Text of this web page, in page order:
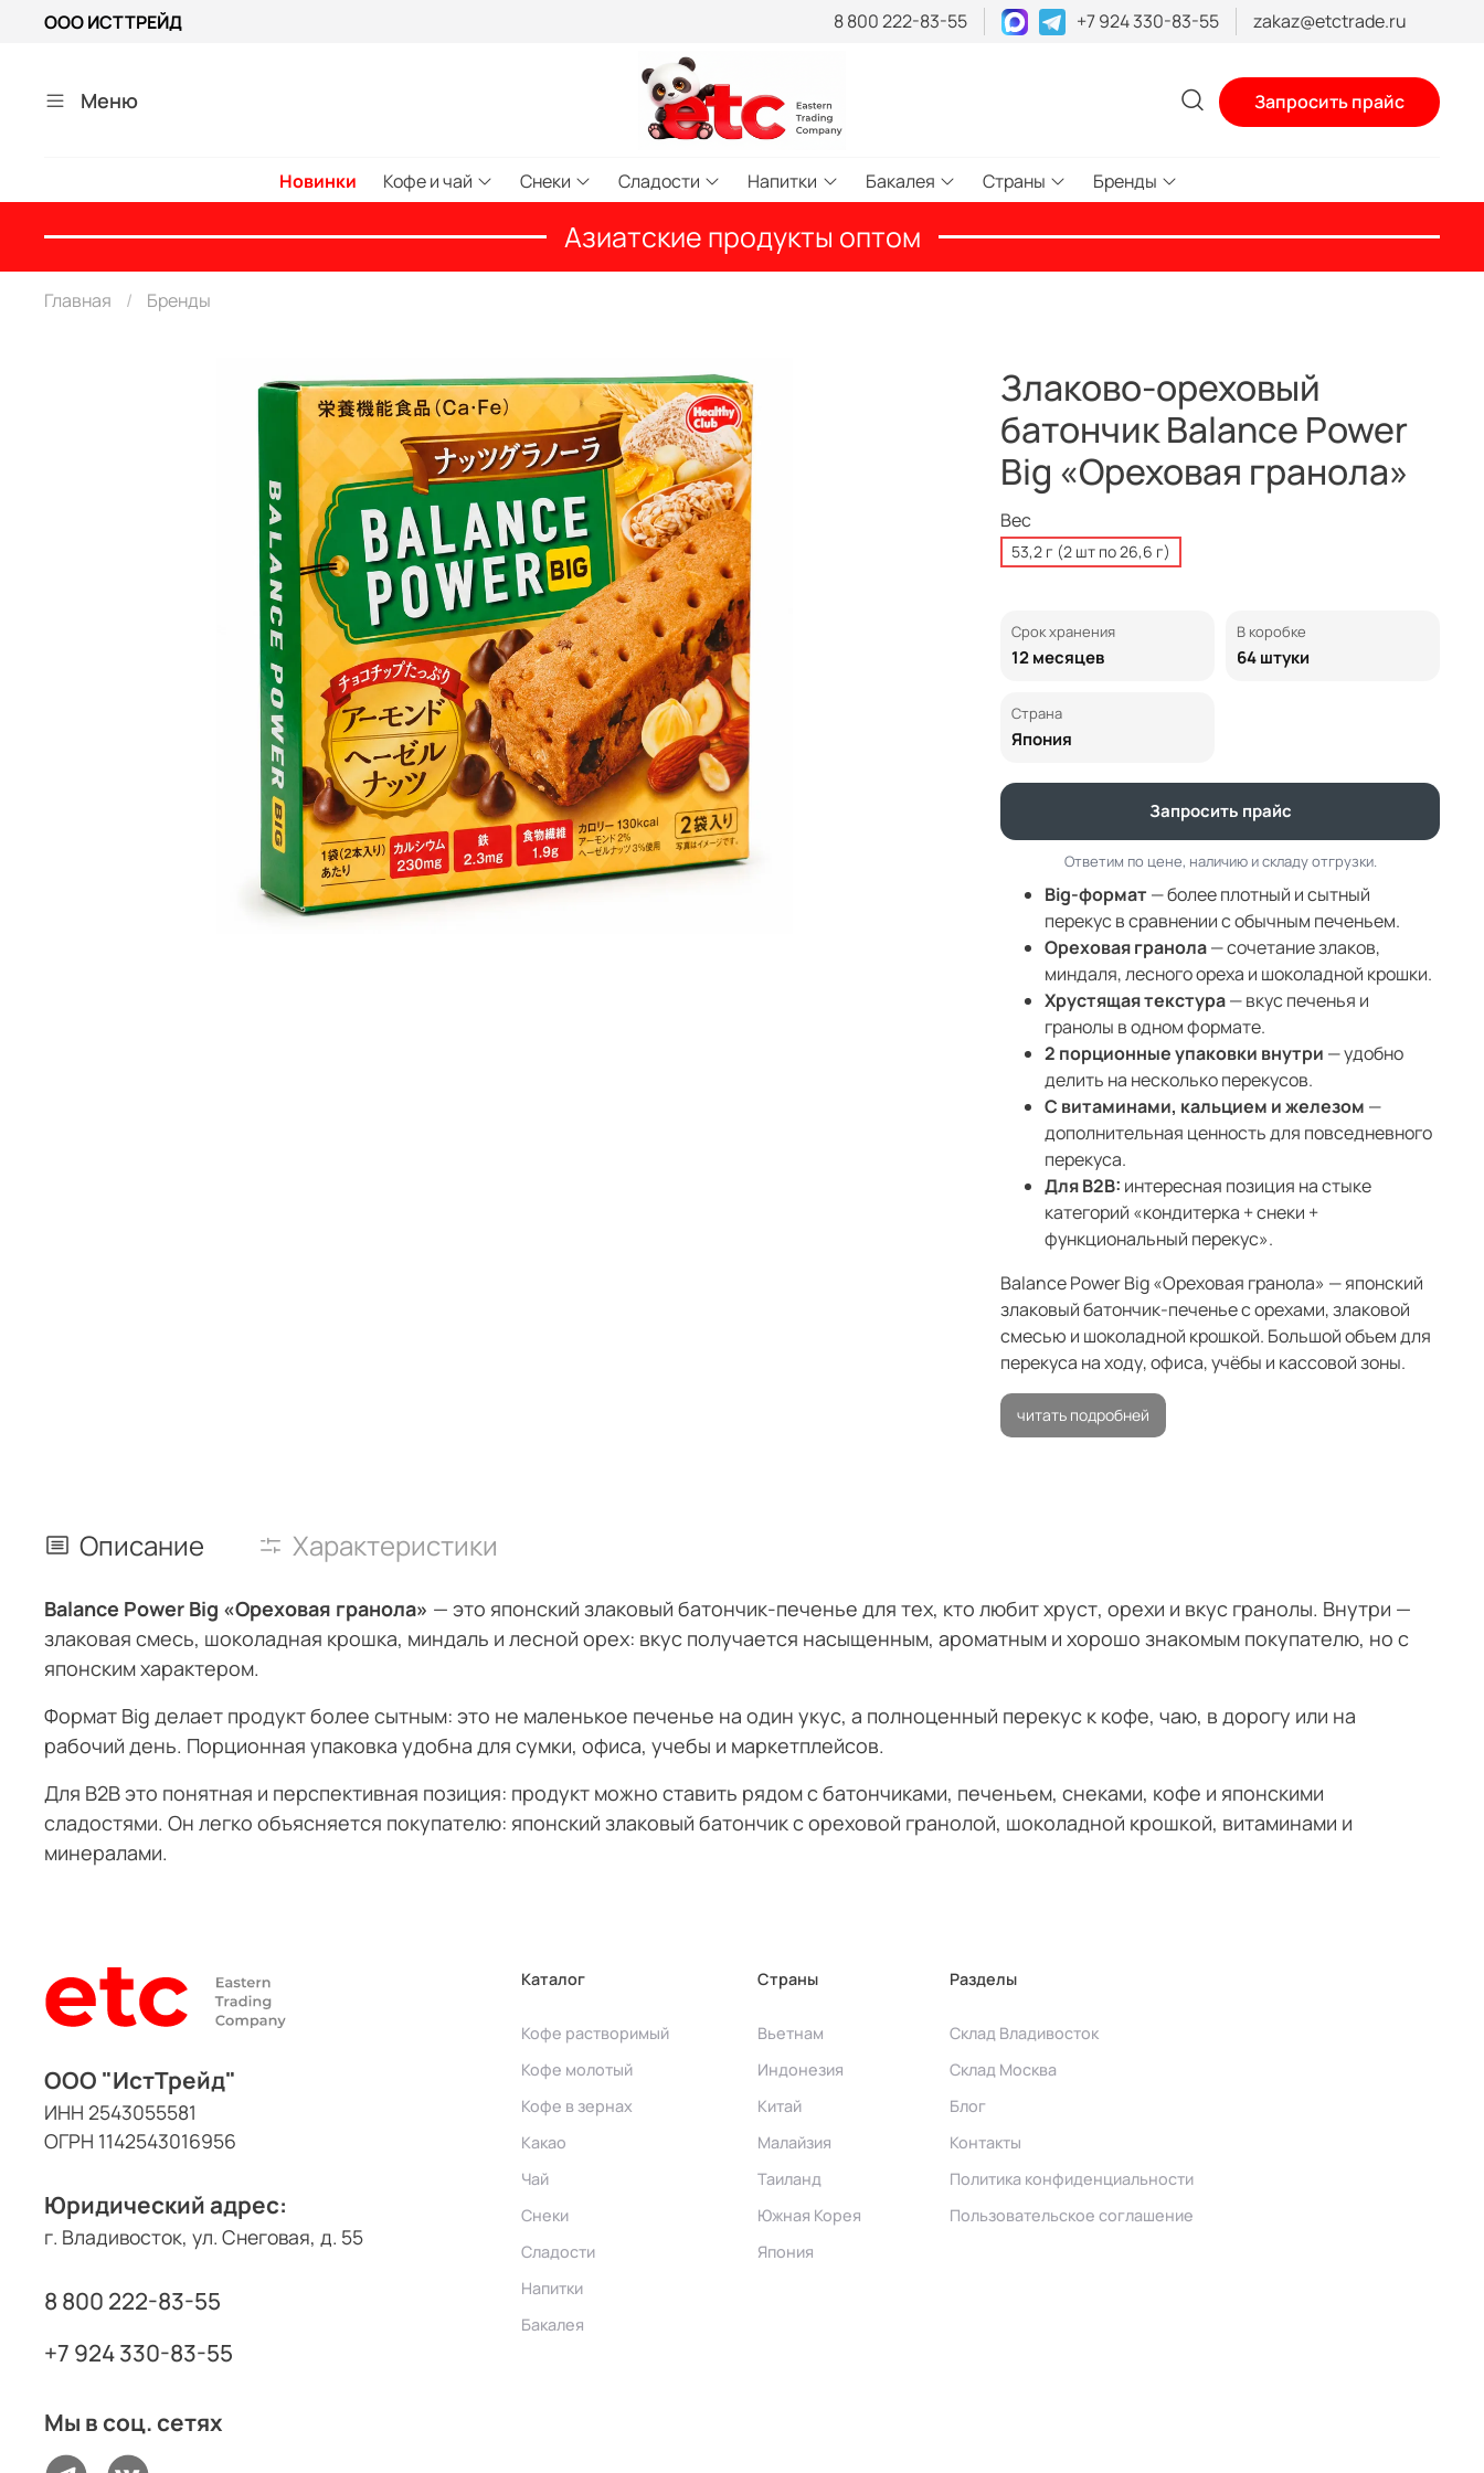
ООО ИСТТРЕЙД 8 800 222-83-55 +7 924 330-83-55 zakaz@etctrade.ru
Меню Запросить прайс
Новинки Кофе и чай Снеки Сладости Напитки Бакалея Страны Бренды
Азиатские продукты оптом
Главная Бренды
Злаково-ореховый
батончик Balance Power
Big «Ореховая гранола»
Вес
53,2 г (2 шт по 26,6 г)
Срок хранения
12 месяцев
В коробке
64 штуки
Страна
Япония
Запросить прайс
Ответим по цене, наличию и складу отгрузки.
Big-формат — более плотный и сытный
перекус в сравнении с обычным печеньем.
Ореховая гранола— сочетание злаков,
миндаля, лесного ореха и шоколадной крошки.
Хрустящая текстура— вкус печенья и
гранолы в одном формате.
2 порционные упаковки внутри — удобно
делить на несколько перекусов.
С витаминами, кальцием и железом —
дополнительная ценность для повседневного
перекуса.
Для B2B: интересная позиция на стыке
категорий «кондитерка + снеки +
функциональный перекус».
Balance Power Big «Ореховая гранола» — японский
злаковый батончик-печенье с орехами, злаковой
смесью и шоколадной крошкой. Большой объем для
перекуса на ходу, офиса, учёбы и кассовой зоны.
читать подробней
Описание Характеристики
Balance Power Big «Ореховая гранола» — это японский злаковый батончик-печенье для тех, кто любит хруст, орехи и вкус гранолы. Внутри —
злаковая смесь, шоколадная крошка, миндаль и лесной орех: вкус получается насыщенным, ароматным и хорошо знакомым покупателю, но с
японским характером.
Формат Big делает продукт более сытным: это не маленькое печенье на один укус, а полноценный перекус к кофе, чаю, в дорогу или на
рабочий день. Порционная упаковка удобна для сумки, офиса, учебы и маркетплейсов.
Для B2B это понятная и перспективная позиция: продукт можно ставить рядом с батончиками, печеньем, снеками, кофе и японскими
сладостями. Он легко объясняется покупателю: японский злаковый батончик с ореховой гранолой, шоколадной крошкой, витаминами и
минералами.
Каталог
Кофе растворимый
Кофе молотый
Кофе в зернах
Какао
Чай
Снеки
Сладости
Напитки
Бакалея
Страны
Вьетнам
Индонезия
Китай
Малайзия
Таиланд
Южная Корея
Япония
Разделы
Склад Владивосток
Склад Москва
Блог
Контакты
Политика конфиденциальности
Пользовательское соглашение
ООО "ИстТрейд"
ИНН 2543055581
ОГРН 1142543016956
Юридический адрес:
г. Владивосток, ул. Снеговая, д. 55
8 800 222-83-55
+7 924 330-83-55
Мы в соц. сетях